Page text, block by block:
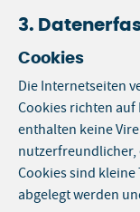
3.
Cookies
Die Internetseiten
Cookies richten auf
enthalten keine
nutzerfreundlicher,
Cookies sind kleine
abgelegt werden